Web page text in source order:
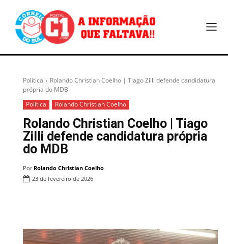
Política
Rolando Christian Coelho | Tiago Zilli defende candidatura
própria do MDB
Política
Rolando Christian Coelho
Rolando Christian Coelho | Tiago
Zilli defende candidatura própria
do MDB
Por Rolando Christian Coelho
23 de fevereiro de 2026